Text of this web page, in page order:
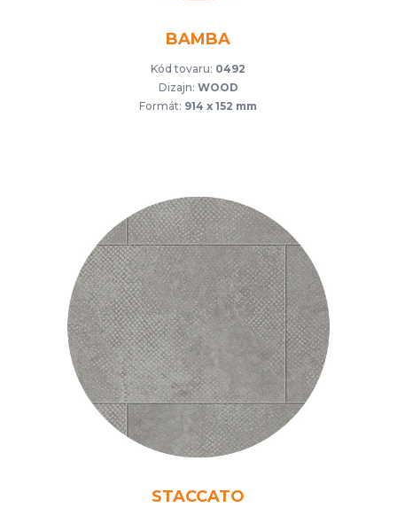
BAMBA
Kód tovaru: 0492
Dizajn: WOOD
Formát: 914 x 152 mm
STACCATO